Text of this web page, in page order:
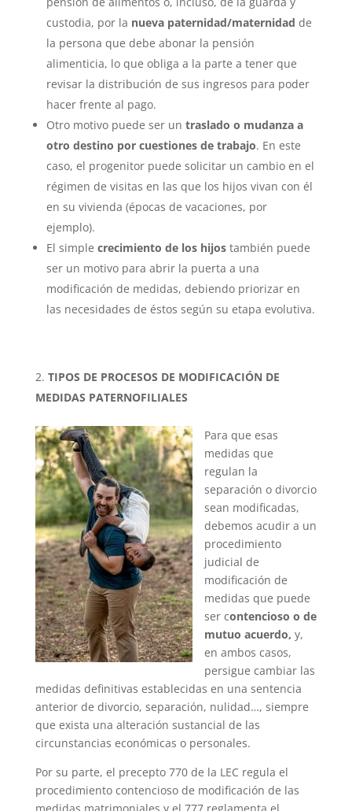
custodia, por la nueva paternidad/maternidad de
la persona que debe abonar la pensión
alimenticia, lo que obliga a la parte a tener que
revisar la distribución de sus ingresos para poder
hacer frente al pago.
Otro motivo puede ser un traslado o mudanza a
otro destino por cuestiones de trabajo. En este
caso, el progenitor puede solicitar un cambio en el
régimen de visitas en las que los hijos vivan con él
en su vivienda (épocas de vacaciones, por
ejemplo).
El simple crecimiento de los hijostambién puede
ser un motivo para abrir la puerta a una
modificación de medidas, debiendo priorizar en
las necesidades de éstos según su etapa evolutiva.
TIPOS DE PROCESOS DE MODIFICACIÓN DE
MEDIDAS PATERNOFILIALES
Para que esas
medidas que
regulan la
separación o divorcio
sean modificadas,
debemos acudir a un
procedimiento
judicial de
modificación de
medidas que puede
ser contencioso o de
mutuo acuerdo, y,
en ambos casos,
persigue cambiar las
medidas definitivas establecidas en una sentencia
anterior de divorcio, separación, nulidad…, siempre
que exista una alteración sustancial de las
circunstancias económicas o personales.
Por su parte, el precepto 770 de la LEC regula el
procedimiento contencioso de modificación de las